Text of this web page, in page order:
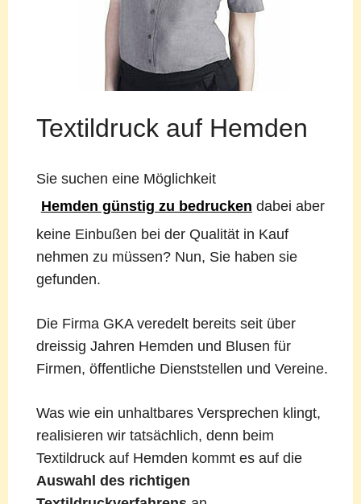
Textildruck auf Hemden
Sie suchen eine Möglichkeit
Hemden günstig zu bedrucken dabei aber
keine Einbußen bei der Qualität in Kauf
nehmen zu müssen? Nun, Sie haben sie
gefunden.
Die Firma GKA veredelt bereits seit über
dreissig Jahren Hemden und Blusen für
Firmen, öffentliche Dienststellen und Vereine.
Was wie ein unhaltbares Versprechen klingt,
realisieren wir tatsächlich, denn beim
Textildruck auf Hemden kommt es auf die
Auswahl des richtigen